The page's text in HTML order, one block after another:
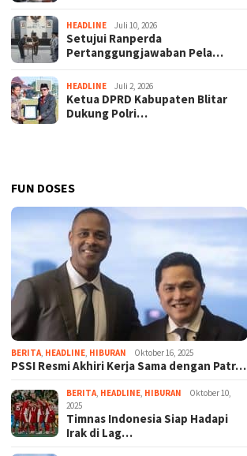
HEADLINE Juli 10, 2026
Setujui Ranperda
Pertanggungjawaban Pela…
HEADLINE Juli 2, 2026
Ketua DPRD Kabupaten Blitar
Dukung Polri…
FUN DOSES
BERITA HEADLINE HIBURAN Oktober 16, 2025
PSSI Resmi Akhiri Kerja Sama dengan Patr…
BERITA HEADLINE HIBURAN
Oktober 10,
2025
Timnas Indonesia Siap Hadapi
Irak di Lag…